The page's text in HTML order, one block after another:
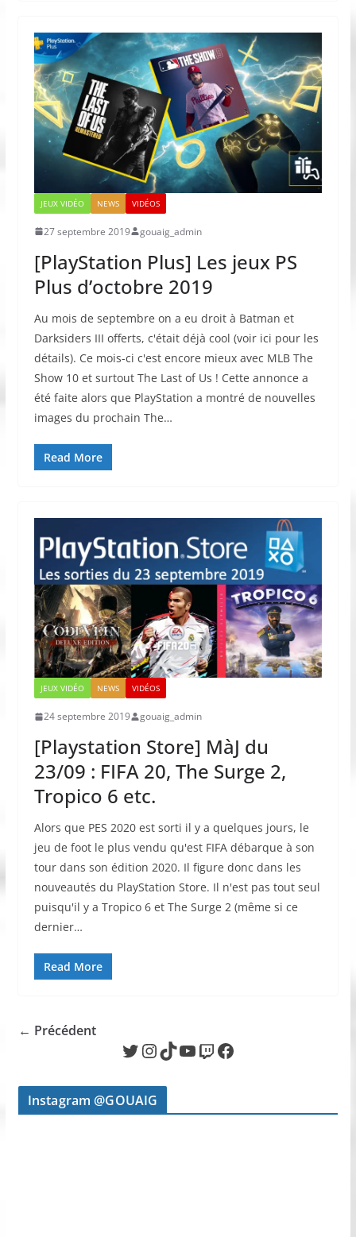
JEUX VIDÉO NEWS VIDÉOS
27 septembre 2019 gouaig_admin
[PlayStation Plus] Les jeux PS
Plus d’octobre 2019
Au mois de septembre on a eu droit à Batman et
Darksiders III offerts, c'était déjà cool (voir ici pour les
détails). Ce mois-ci c'est encore mieux avec MLB The
Show 10 et surtout The Last of Us ! Cette annonce a
été faite alors que PlayStation a montré de nouvelles
images du prochain The…
Read More
JEUX VIDÉO NEWS VIDÉOS
24 septembre 2019 gouaig_admin
[Playstation Store] MàJ du
23/09 : FIFA 20, The Surge 2,
Tropico 6 etc.
Alors que PES 2020 est sorti il y a quelques jours, le
jeu de foot le plus vendu qu'est FIFA débarque à son
tour dans son édition 2020. Il figure donc dans les
nouveautés du PlayStation Store. Il n'est pas tout seul
puisqu'il y a Tropico 6 et The Surge 2 (même si ce
dernier…
Read More
← Précédent
Twitter InstagramTikTok YouTube Twitch Facebook
Instagram @GOUAIG